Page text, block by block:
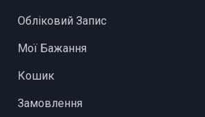
Обліковий Запис
Мої Бажання
Кошик
Замовлення